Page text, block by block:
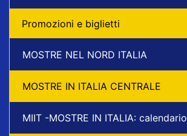
Promozioni e biglietti
MOSTRE NEL NORD ITALIA
MOSTRE IN ITALIA CENTRALE
MIIT -MOSTRE IN ITALIA: calendario